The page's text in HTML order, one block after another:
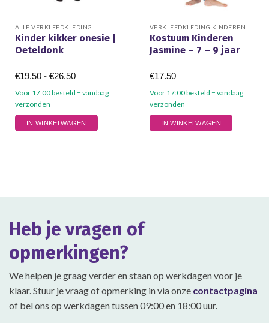
ALLE VERKLEEDKLEDING
Kinder kikker onesie |
Oeteldonk
Voor 17:00 besteld = vandaag
verzonden
€19.50 - €26.50Prijsklasse:
tot
IN WINKELWAGEN
Dit
product
worden
de
VERKLEEDKLEDING KINDEREN
Kostuum Kinderen
Jasmine – 7 – 9 jaar
Voor 17:00 besteld = vandaag
verzonden
€17.50
IN WINKELWAGEN
Heb je vragen of
opmerkingen?
We helpen je graag verder en staan op werkdagen voor je
klaar. Stuur je vraag of opmerking in via onze contactpagina
of bel ons op werkdagen tussen 09:00 en 18:00 uur.